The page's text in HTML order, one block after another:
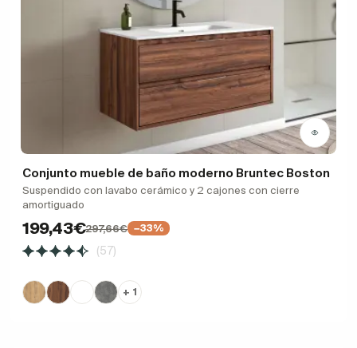
Conjunto mueble de baño moderno Bruntec Boston
Suspendido con lavabo cerámico y 2 cajones con cierre
amortiguado
199,43€297,66€ −33%
(57)
+ 1